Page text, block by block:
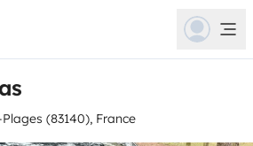
(83140), France